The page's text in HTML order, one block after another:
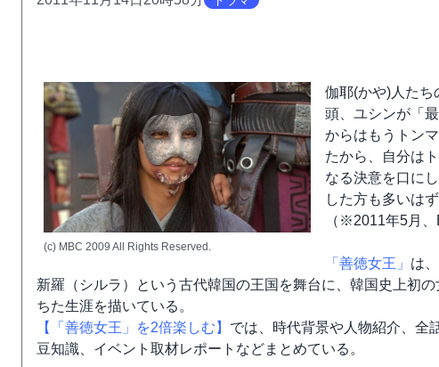
(c) MBC 2009 All Rights Reserved.
伽耶(かや)人たち
頭、ユシンが「
からはもうトン
たから、自分は
なる決意を口に
した方も多いは
（※2011年5月
「善徳女王」 は
新羅（シルラ）という古代韓国の王国を舞台に、韓国史上初
ちた生涯を描いている。
【「善徳女王」を2倍楽しむ】 では、時代背景や人物紹介、全
豆知識、イベント取材レポートなどまとめている。